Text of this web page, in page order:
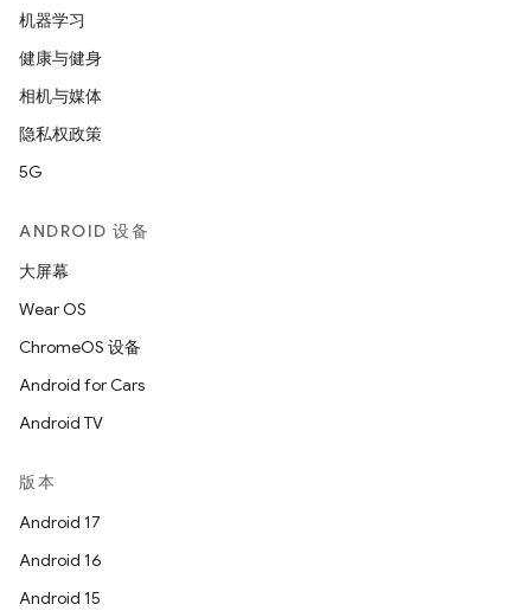
机器学习
健康与健身
相机与媒体
隐私权政策
5G
ANDROID 设备
大屏幕
Wear OS
ChromeOS 设备
Android for Cars
Android TV
版本
Android 17
Android 16
Android 15